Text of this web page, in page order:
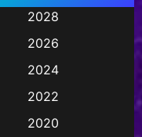
2028
2026
2024
2022
2020